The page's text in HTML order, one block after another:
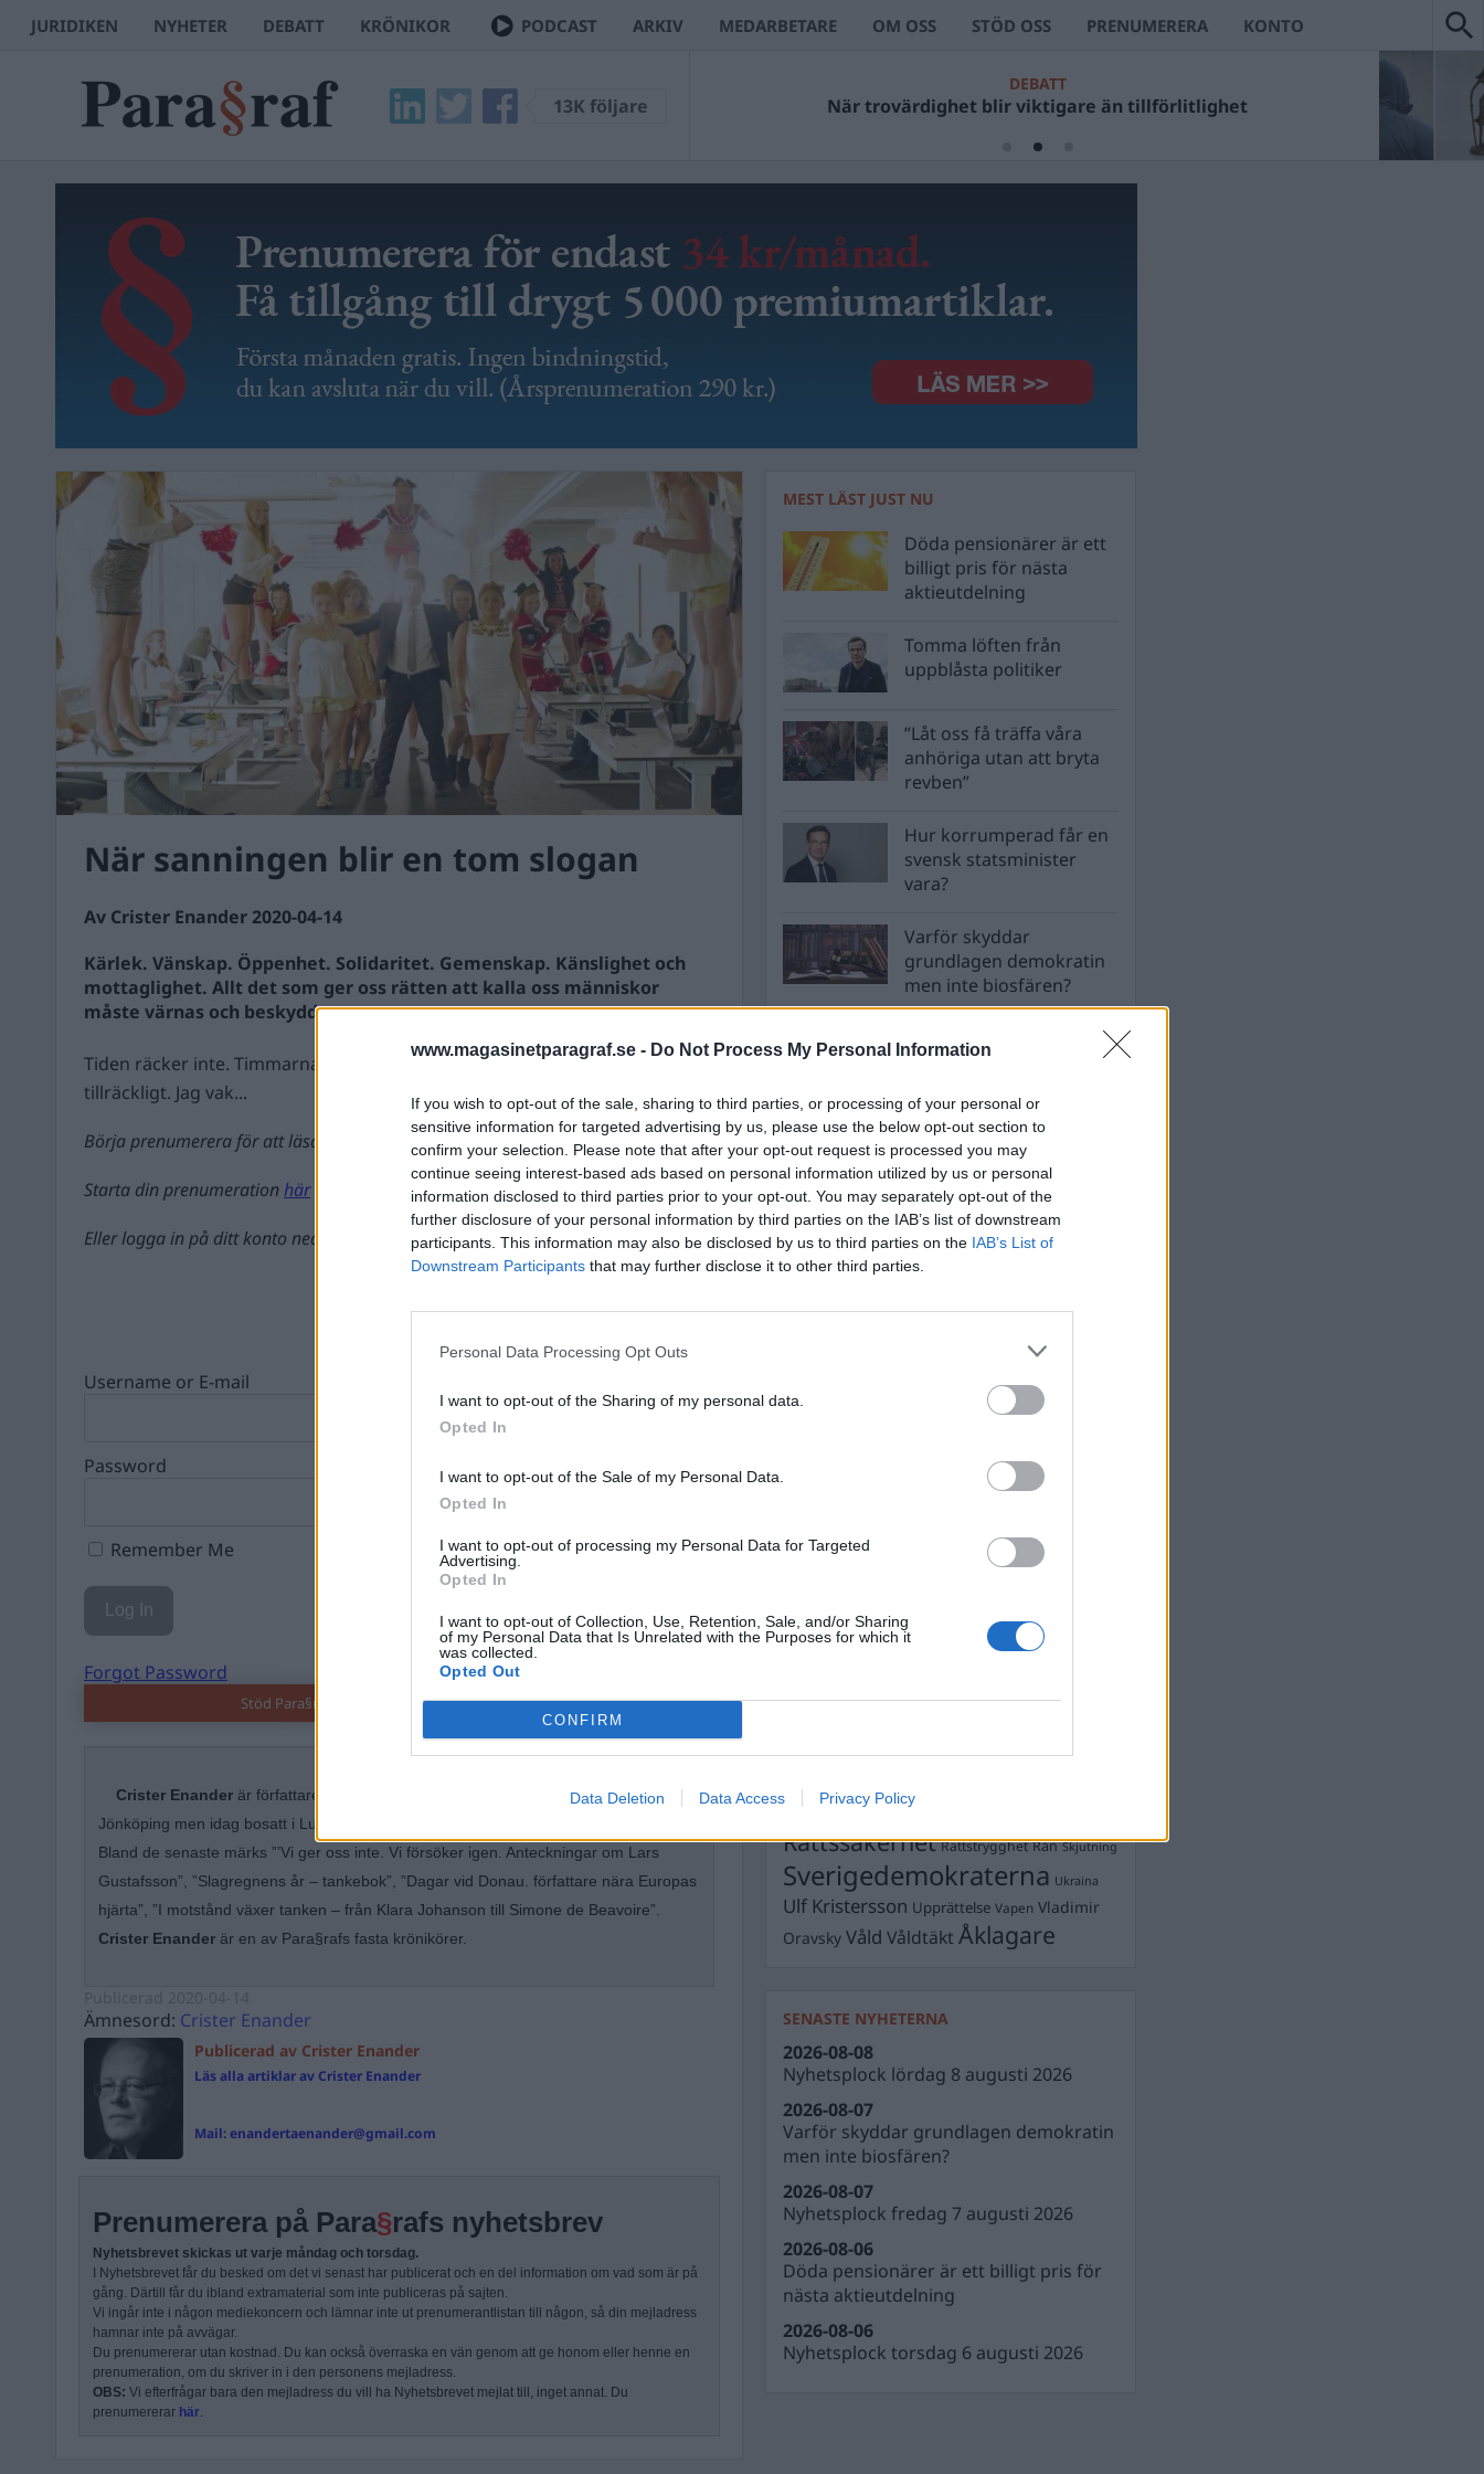
www.magasinetparagraf.se - Do Not Process My Personal Information
If you wish to opt-out of the sale, sharing to third parties, or processing of your personal or
sensitive information for targeted advertising by us, please use the below opt-out section to
confirm your selection. Please note that after your opt-out request is processed you may
continue seeing interest-based ads based on personal information utilized by us or personal
information disclosed to third parties prior to your opt-out. You may separately opt-out of the
further disclosure of your personal information by third parties on the IAB’s list of downstream
participants. This information may also be disclosed by us to third parties on the IAB’s List of
Downstream Participants that may further disclose it to other third parties.
Personal Data Processing Opt Outs
I want to opt-out of the Sharing of my personal data.
Opted In
I want to opt-out of the Sale of my Personal Data.
Opted In
I want to opt-out of processing my Personal Data for Targeted
Advertising.
Opted In
I want to opt-out of Collection, Use, Retention, Sale, and/or Sharing
of my Personal Data that Is Unrelated with the Purposes for which it
was collected.
Opted Out
CONFIRM
Data Deletion Data Access Privacy Policy
JURIDIKEN NYHETER DEBATT KRÖNIKOR PODCAST ARKIV MEDARBETARE OM OSS STÖD OSS PRENUMERERA KONTO
13K följare
DEBATT
När trovärdighet blir viktigare än tillförlitlighet
När sanningen blir en tom slogan
Av Crister Enander 2020-04-14
Kärlek. Vänskap. Öppenhet. Solidaritet. Gemenskap. Känslighet och
mottaglighet. Allt det som ger oss rätten att kalla oss människor
måste värnas och beskyddas.
Tiden räcker inte. Timmarna är för få. Så har det alltid varit. Jag sover inte
tillräckligt. Jag vak...
Börja prenumerera för att läsa detta innehåll.
Starta din prenumerationhär
Eller logga in på ditt konto nedan:
Username or E-mail
Password
Remember Me
Forgot Password
Stöd Para§rafs bevakning av högerextremismen
Crister Enander är författare, skriftställare och litteraturkritiker. Crister är född i
Jönköping men idag bosatt i Lund. Han har gett ut ett flertal böcker.
Bland de senaste märks ”’Vi ger oss inte. Vi försöker igen. Anteckningar om Lars
Gustafsson”, ”Slagregnens år – tankebok”, ”Dagar vid Donau. författare nära Europas
hjärta”, ”I motstånd växer tanken – från Klara Johanson till Simone de Beavoire”.
Crister Enander är en av Para§rafs fasta krönikörer.
Ämnesord: Crister Enander
Publicerad av Crister Enander
Läs alla artiklar av Crister Enander
Mail:enandertaenander@gmail.com
Prenumerera på Para§rafs nyhetsbrev
Nyhetsbrevet skickas ut varje måndag och torsdag.
I Nyhetsbrevet får du besked om det vi senast har publicerat och en del information om vad som är på
gång. Därtill får du ibland extramaterial som inte publiceras på sajten.
Vi ingår inte i någon mediekoncern och lämnar inte ut prenumerantlistan till någon, så din mejladress
hamnar inte på avvägar.
Du prenumererar utan kostnad. Du kan också överraska en vän genom att ge honom eller henne en
prenumeration, om du skriver in i den personens mejladress.
OBS: Vi efterfrågar bara den mejladress du vill ha Nyhetsbrevet mejlat till, inget annat. Du
prenumererar här.
MEST LÄST JUST NU
Döda pensionärer är ett
billigt pris för nästa
aktieutdelning
Tomma löften från
uppblåsta politiker
”Låt oss få träffa våra
anhöriga utan att bryta
revben”
Hur korrumperad får en
svensk statsminister
vara?
Varför skyddar
grundlagen demokratin
men inte biosfären?
Stöd Para§raf – magasinet som hatas av
högertrollen
PRENUMERERA PÅ PARA§RAFS NYHETSBREV
Advokat
Andreas
Börje R P Carlsson
Donald Trump Ebba Busch
Jimmie Åkesson
Kriminalvården Kristdemokraterna
Mord
Poliser Rasism
Rättssäkerhet Rättstrygghet Rån Skjutning
Sverigedemokraterna Ukraina
Ulf Kristersson Upprättelse Vapen Vladimir
Oravsky Våld Våldtäkt Åklagare
SENASTE NYHETERNA
Nyhetsplock lördag 8 augusti 2026
2026-08-08
Varför skyddar grundlagen demokratin
men inte biosfären?
2026-08-07
Nyhetsplock fredag 7 augusti 2026
2026-08-07
Döda pensionärer är ett billigt pris för
nästa aktieutdelning
2026-08-06
Nyhetsplock torsdag 6 augusti 2026
2026-08-06